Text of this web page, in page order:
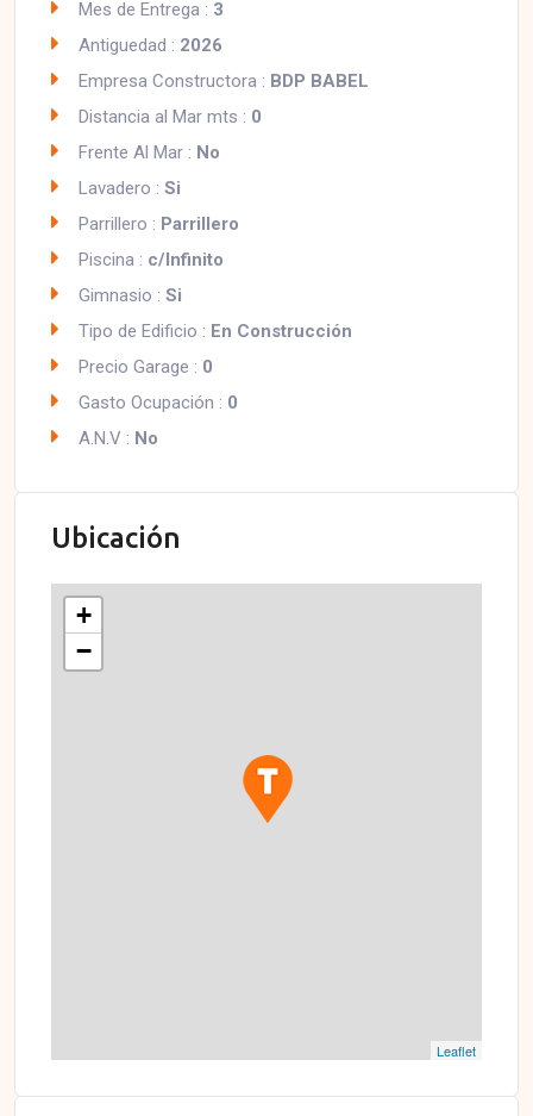
Mes de Entrega : 3
Antiguedad : 2026
Empresa Constructora : BDP BABEL
Distancia al Mar mts : 0
Frente Al Mar : No
Lavadero : Si
Parrillero : Parrillero
Piscina : c/Infinito
Gimnasio : Si
Tipo de Edificio : En Construcción
Precio Garage : 0
Gasto Ocupación : 0
A.N.V : No
Ubicación
+
−
Leaflet